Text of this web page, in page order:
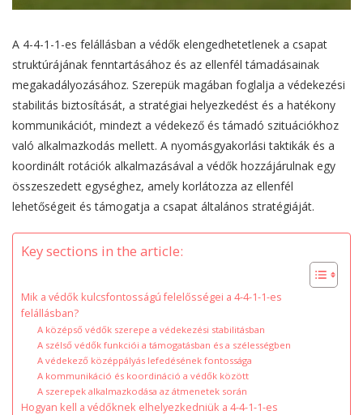
A 4-4-1-1-es felállásban a védők elengedhetetlenek a csapat
struktúrájának fenntartásához és az ellenfél támadásainak
megakadályozásához. Szerepük magában foglalja a védekezési
stabilitás biztosítását, a stratégiai helyezkedést és a hatékony
kommunikációt, mindezt a védekező és támadó szituációkhoz
való alkalmazkodás mellett. A nyomásgyakorlási taktikák és a
koordinált rotációk alkalmazásával a védők hozzájárulnak egy
összeszedett egységhez, amely korlátozza az ellenfél
lehetőségeit és támogatja a csapat általános stratégiáját.
Key sections in the article:
Mik a védők kulcsfontosságú felelősségei a 4-4-1-1-es
felállásban?
A középső védők szerepe a védekezési stabilitásban
A szélső védők funkciói a támogatásban és a szélességben
A védekező középpályás lefedésének fontossága
A kommunikáció és koordináció a védők között
A szerepek alkalmazkodása az átmenetek során
Hogyan kell a védőknek elhelyezkedniük a 4-4-1-1-es